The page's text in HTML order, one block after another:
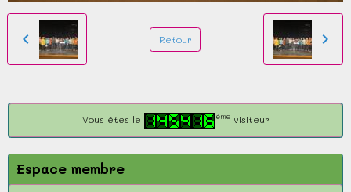
Retour
Vous êtes le èmevisiteur
Espace membre